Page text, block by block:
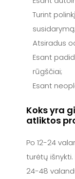
Turint
susidarymą;
Atsiradus
Esant
rūgščiai;
Esant
Koks yra
atliktos
Po 12-24
turėtų
24-48